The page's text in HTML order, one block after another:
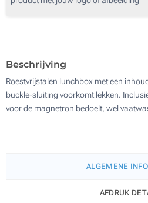
50
Beschrijving
Roestvrijstalen lunchbox met een
buckle-sluiting voorkomt lekken.
voor de magnetron bedoelt, wel
ALGEMENE
AFDRUK